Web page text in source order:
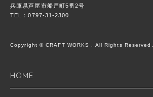
兵庫県芦屋市船戸町5番2号
TEL：0797-31-2300
Copyright © CRAFT WORKS , All Rights Reserved.
HOME